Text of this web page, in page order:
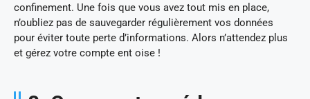
confinement. Une fois que vous avez tout mis en place,
n’oubliez pas de sauvegarder régulièrement vos données
pour éviter toute perte d’informations. Alors n’attendez plus
et gérez votre compte ent oise !